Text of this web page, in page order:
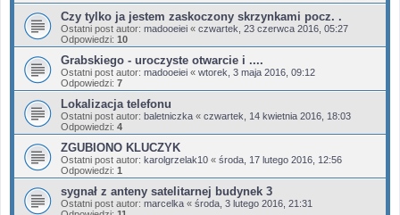
Czy tylko ja jestem zaskoczony skrzynkami pocz. .
Ostatni post autor: madooeiei « czwartek, 23 czerwca 2016, 05:27
Odpowiedzi: 10
Grabskiego - uroczyste otwarcie i ....
Ostatni post autor: madooeiei « wtorek, 3 maja 2016, 09:12
Odpowiedzi: 7
Lokalizacja telefonu
Ostatni post autor: baletniczka « czwartek, 14 kwietnia 2016, 18:03
Odpowiedzi: 4
ZGUBIONO KLUCZYK
Ostatni post autor: karolgrzelak10 « środa, 17 lutego 2016, 12:56
Odpowiedzi: 1
sygnał z anteny satelitarnej budynek 3
Ostatni post autor: marcelka « środa, 3 lutego 2016, 21:31